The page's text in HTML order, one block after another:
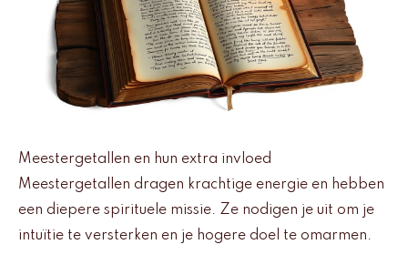
Meestergetallen en hun extra invloed
Meestergetallen dragen krachtige energie en hebben
een diepere spirituele missie. Ze nodigen je uit om je
intuïtie te versterken en je hogere doel te omarmen.